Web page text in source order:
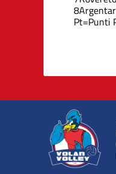
8
Pt=Punti